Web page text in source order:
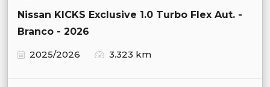
Nissan KICKS Exclusive 1.0 Turbo Flex Aut. -
Branco - 2026
2025/2026
3.323 km